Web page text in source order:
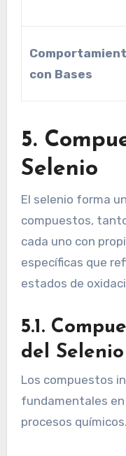
con Bases
5.
Selenio
El selenio forma
compuestos,
cada uno con
específicas que
estados de
5.1.
del Selenio
Los compuestos
fundamentales
procesos químicos.